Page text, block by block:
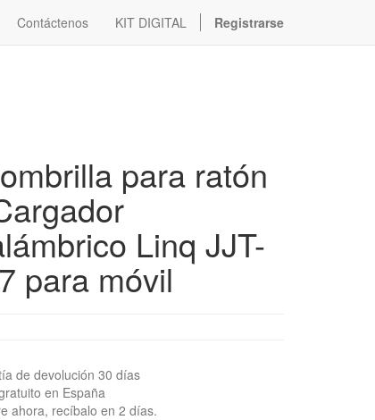
Contáctenos KIT DIGITAL Registrarse
para ratón
Linq JJT-
para móvil
de devolución 30 días
en España
ahora, recíbalo en 2 días.